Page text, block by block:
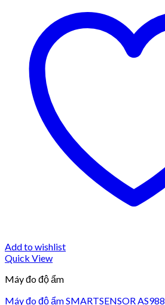
Add to wishlist
Quick View
Máy đo độ ẩm
Máy đo độ ẩm SMARTSENSOR